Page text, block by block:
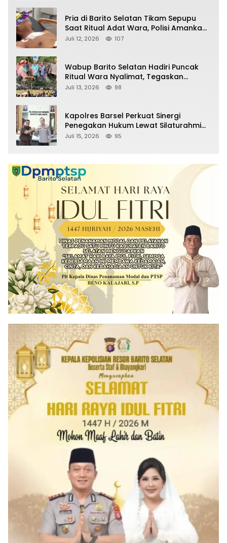
Pria di Barito Selatan Tikam Sepupu
Saat Ritual Adat Wara, Polisi Amankan
Pelaku
Juli 12, 2026 107
Wabup Barito Selatan Hadiri Puncak
Ritual Wara Nyalimat, Tegaskan
Komitmen Lestarikan Budaya Dayak
Juli 13, 2026 98
Kapolres Barsel Perkuat Sinergi
Penegakan Hukum Lewat Silaturahmi
dengan Kajari Barito Selatan
Juli 15, 2026 95